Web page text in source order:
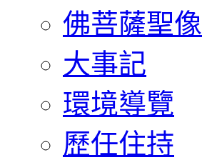
佛菩薩聖像
大事記
環境導覽
歷任住持